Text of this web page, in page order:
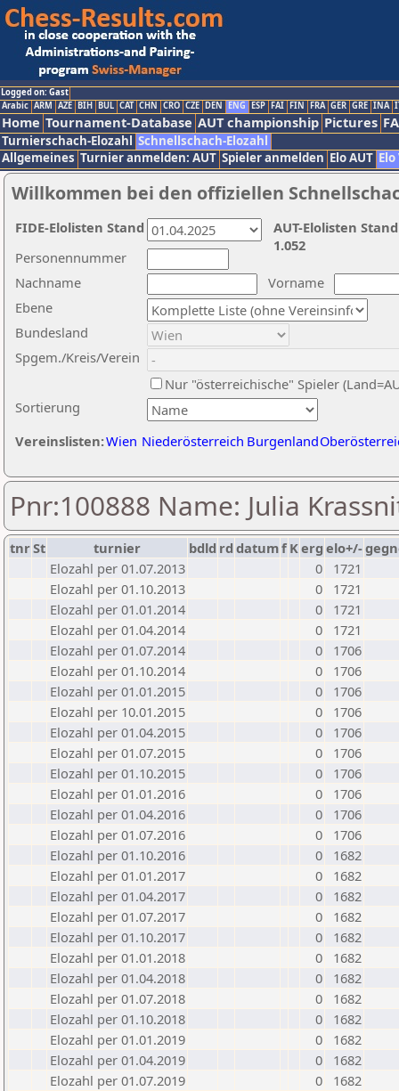
Logged on: Gast
Arabic ARM AZE BIH BUL CAT CHN CRO CZE DEN ENG ESP FAI FIN FRA GER GRE INA
Home Tournament-Database AUT championship Pictures
Turnierschach-Elozahl Schnellschach-Elozahl
Allgemeines Turnier anmelden: AUT Spieler anmelden Elo AUT
Willkommen bei den offiziellen
Nachname
Vorname
Ebene
Sortierung
Personennummer
Bundesland
Spgem./Kreis/Verein
Nur "österreichische" Spieler
Vereinslisten:Wien Niederösterreich Burgenland
AUT-Elolisten
1.052
FIDE-Elolisten Stand
Pnr:100888 Name: Julia
tnrSt turnier bdld rd datumf Kerg elo+/-
Elozahl per 01.07.2013
0
1721
Elozahl per 01.10.2013
0
1721
Elozahl per 01.01.2014
0
1721
Elozahl per 01.04.2014
0
1721
Elozahl per 01.07.2014
0
1706
Elozahl per 01.10.2014
0
1706
Elozahl per 01.01.2015
0
1706
Elozahl per 10.01.2015
0
1706
Elozahl per 01.04.2015
0
1706
Elozahl per 01.07.2015
0
1706
Elozahl per 01.10.2015
0
1706
Elozahl per 01.01.2016
0
1706
Elozahl per 01.04.2016
0
1706
Elozahl per 01.07.2016
0
1706
Elozahl per 01.10.2016
0
1682
Elozahl per 01.01.2017
0
1682
Elozahl per 01.04.2017
0
1682
Elozahl per 01.07.2017
0
1682
Elozahl per 01.10.2017
0
1682
Elozahl per 01.01.2018
0
1682
Elozahl per 01.04.2018
0
1682
Elozahl per 01.07.2018
0
1682
Elozahl per 01.10.2018
0
1682
Elozahl per 01.01.2019
0
1682
Elozahl per 01.04.2019
0
1682
Elozahl per 01.07.2019
0
1682